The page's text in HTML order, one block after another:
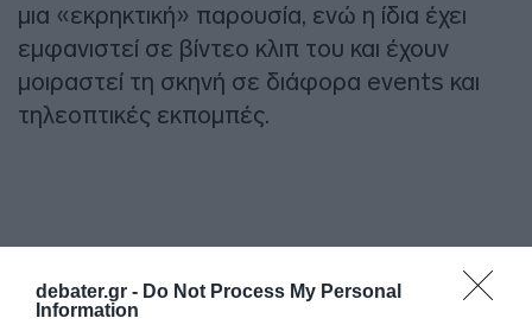
debater.gr - Do Not Process My Personal
Information
μια «εκρηκτική» παρουσία, ενώ η ίδια έχει
εμφανιστεί σε βίντεο κλιπ του και έχουν
μοιραστεί τη σκηνή σε διάφορα events και
τηλεοπτικές εκπομπές.